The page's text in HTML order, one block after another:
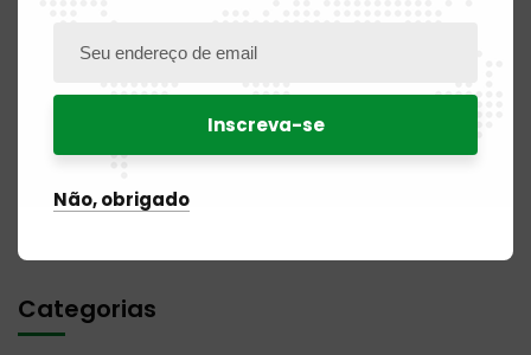
Comentários recentes
Nenhum comentário para exibir.
Categorias
Não, obrigado